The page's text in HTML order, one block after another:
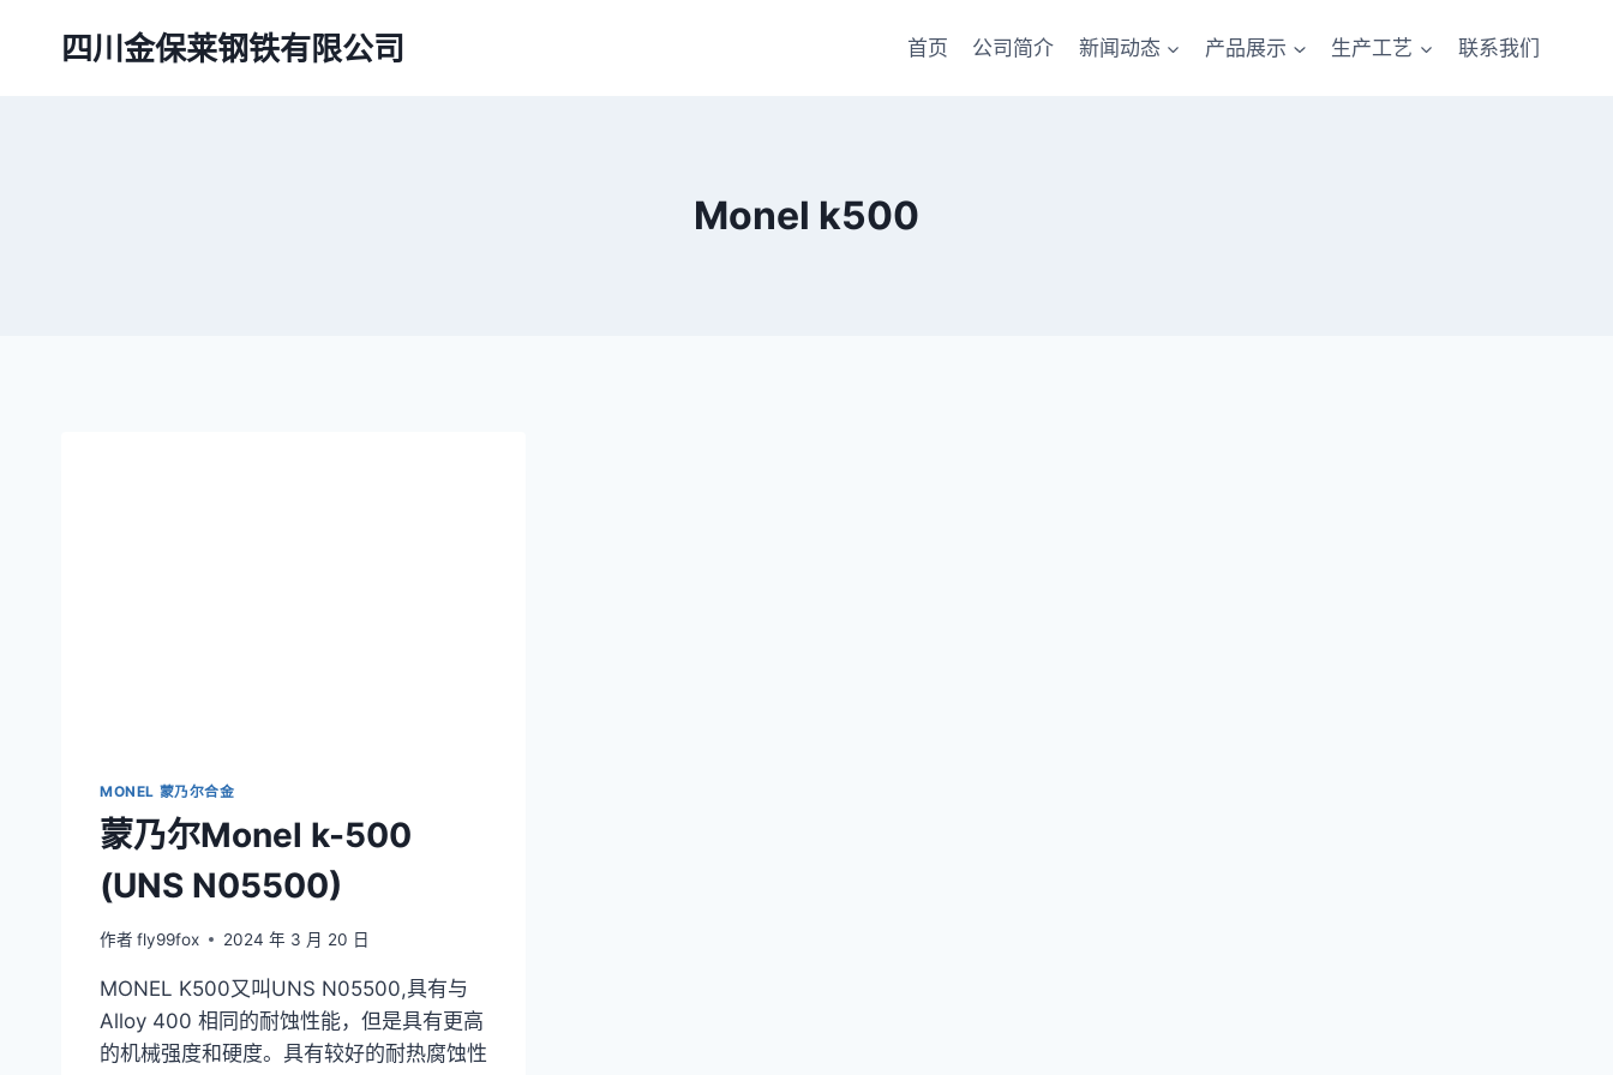
四川金保莱钢铁有限公司 首页 公司简介 新闻动态 产品展示 生产工艺 联系我们
Monel k500
MONEL 蒙乃尔合金
蒙乃尔Monel k-500
(UNS N05500)
作者 fly99fox 2024 年 3 月 20 日
MONEL K500又叫UNS N05500,具有与
Alloy 400 相同的耐蚀性能，但是具有更高
的机械强度和硬度。具有较好的耐热腐蚀性